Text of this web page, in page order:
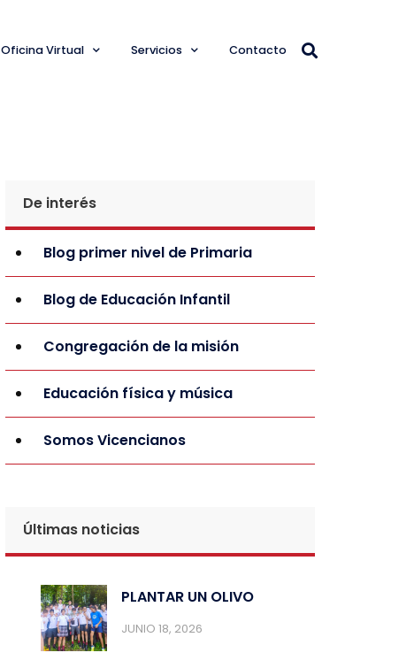
Oficina Virtual Servicios Contacto
De interés
Blog primer nivel de Primaria
Blog de Educación Infantil
Congregación de la misión
Educación física y música
Somos Vicencianos
Últimas noticias
PLANTAR UN OLIVO
JUNIO 18, 2026